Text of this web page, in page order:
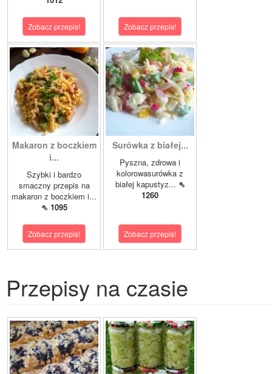
Zobacz przepis! Zobacz przepis!
Makaron z boczkiem
i...
Szybki i bardzo
smaczny przepis na
makaron z boczkiem i...
⇖ 1095
Zobacz przepis!
Surówka z białej...
Pyszna, zdrowa i
kolorowasurówka z
białej kapustyz... ⇖
1260
Zobacz przepis!
Przepisy na czasie